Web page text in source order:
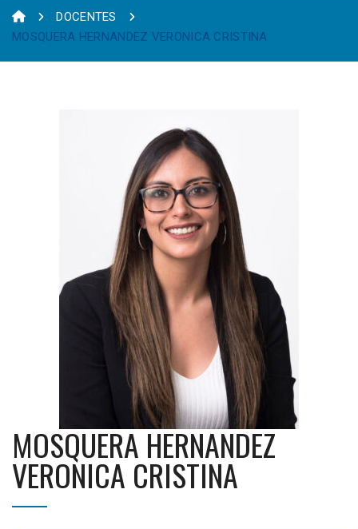
DOCENTES
MOSQUERA HERNANDEZ VERONICA CRISTINA
MOSQUERA HERNANDEZ
VERONICA CRISTINA